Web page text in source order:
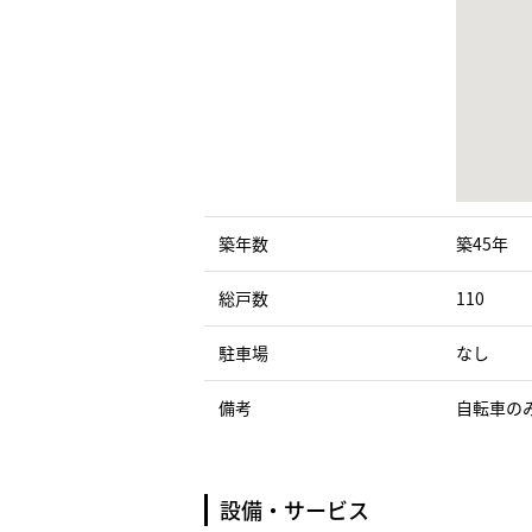
築年数 築45年
総戸数 110
駐車場 なし
備考 自転車の
設備・サービス